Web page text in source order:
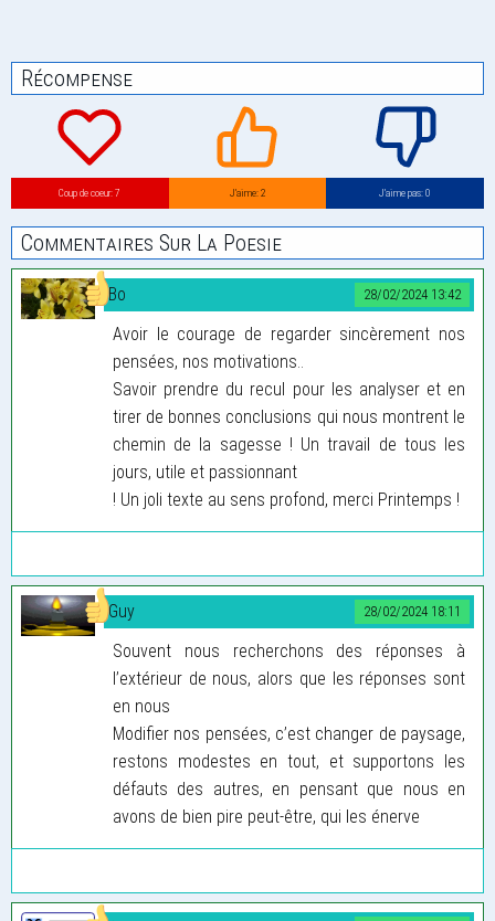
Récompense
Coup de coeur: 7 J’aime: 2 J’aime pas: 0
Commentaires Sur La Poesie
28/02/2024 13:42
Bo
Avoir le courage de regarder sincèrement nos
pensées, nos motivations..
Savoir prendre du recul pour les analyser et en
tirer de bonnes conclusions qui nous montrent le
chemin de la sagesse ! Un travail de tous les
jours, utile et passionnant
! Un joli texte au sens profond, merci Printemps !
28/02/2024 18:11
Guy
Souvent nous recherchons des réponses à
l’extérieur de nous, alors que les réponses sont
en nous
Modifier nos pensées, c’est changer de paysage,
restons modestes en tout, et supportons les
défauts des autres, en pensant que nous en
avons de bien pire peut-être, qui les énerve